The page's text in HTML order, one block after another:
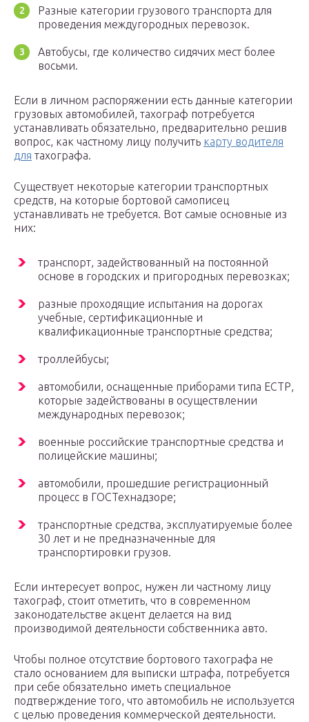
Разные категории грузового транспорта для
проведения междугородных перевозок.
Автобусы, где количество сидячих мест более
восьми.
Если в личном распоряжении есть данные категории
грузовых автомобилей, тахограф потребуется
устанавливать обязательно, предварительно решив
вопрос, как частному лицу получить карту водителя
для тахографа.
Существует некоторые категории транспортных
средств, на которые бортовой самописец
устанавливать не требуется. Вот самые основные из
них:
транспорт, задействованный на постоянной
основе в городских и пригородных перевозках;
разные проходящие испытания на дорогах
учебные, сертификационные и
квалификационные транспортные средства;
троллейбусы;
автомобили, оснащенные приборами типа ЕСТР,
которые задействованы в осуществлении
международных перевозок;
военные российские транспортные средства и
полицейские машины;
автомобили, прошедшие регистрационный
процесс в ГОСТехнадзоре;
транспортные средства, эксплуатируемые более
30 лет и не предназначенные для
транспортировки грузов.
Если интересует вопрос, нужен ли частному лицу
тахограф, стоит отметить, что в современном
законодательстве акцент делается на вид
производимой деятельности собственника авто.
Чтобы полное отсутствие бортового тахографа не
стало основанием для выписки штрафа, потребуется
при себе обязательно иметь специальное
подтверждение того, что автомобиль не используется
с целью проведения коммерческой деятельности.